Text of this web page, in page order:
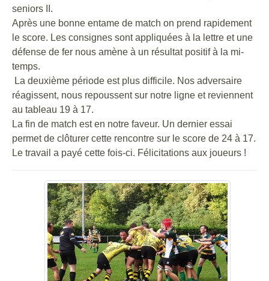
seniors II.
Après une bonne entame de match on prend rapidement
le score. Les consignes sont appliquées à la lettre et une
défense de fer nous amène à un résultat positif à la mi-
temps.
La deuxième période est plus difficile. Nos adversaire
réagissent, nous repoussent sur notre ligne et reviennent
au tableau 19 à 17.
La fin de match est en notre faveur. Un dernier essai
permet de clôturer cette rencontre sur le score de 24 à 17.
Le travail a payé cette fois-ci. Félicitations aux joueurs !